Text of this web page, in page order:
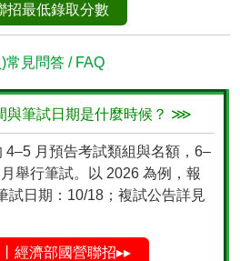
招最低錄取分數
常見問答 / FAQ
與筆試日期是什麼時候？ ⋙
4–5 月預告考試類組與名額，6–
舉行筆試。以 2026 為例，報
試日期：10/18；複試公告詳見
丨經濟部國營聯招▸▸